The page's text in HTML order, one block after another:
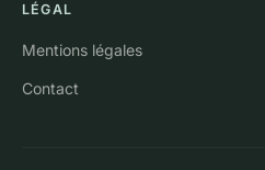
LÉGAL
Mentions légales
Contact